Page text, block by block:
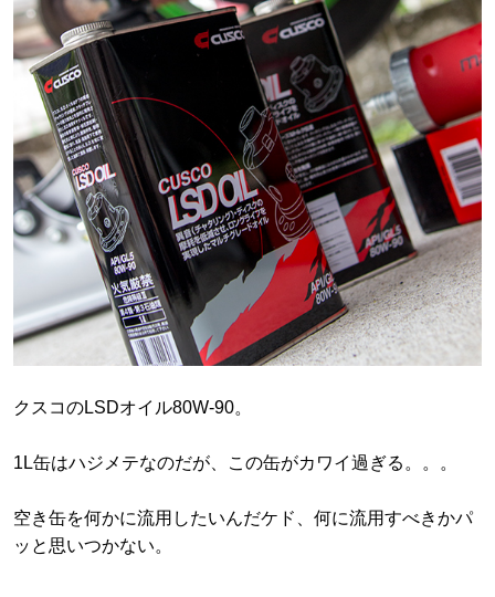
クスコのLSDオイル80W-90。
1L缶はハジメテなのだが、この缶がカワイ過ぎる。。。
空き缶を何かに流用したいんだケド、何に流用すべきかパ
ッと思いつかない。